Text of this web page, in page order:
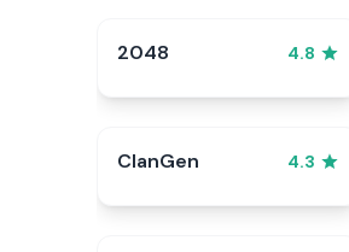
2048 4.8
ClanGen 4.3